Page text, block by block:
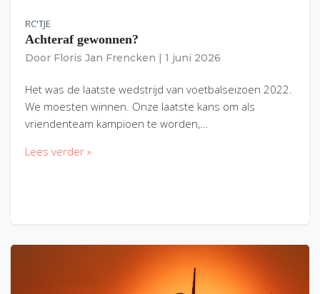
RC'TJE
Achteraf gewonnen?
Door Floris Jan Frencken 1 juni 2026
Het was de laatste wedstrijd van voetbalseizoen 2022.
We moesten winnen. Onze laatste kans om als
vriendenteam kampioen te worden,…
Lees verder »